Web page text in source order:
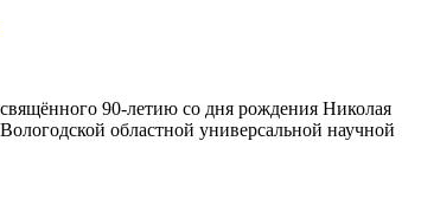
90-летию со дня рождения Николая
областной универсальной научной